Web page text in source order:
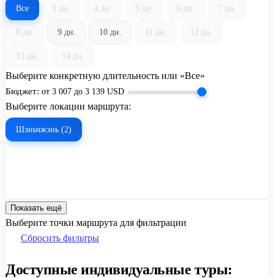
Все 3 дн. 4 дн. 5 дн. 6 дн. 7 дн.
8 дн. 9 дн. 10 дн. 11 дн. 12 дн.
13 дн. 14 дн.
Выберите конкретную длительность или «Все»
Бюджет: от 3 007 до 3 139 USD
Выберите локации маршрута:
Шэньчжэнь (2)
Показать ещё
Выберите точки маршрута для фильтрации
Сбросить фильтры
Доступные индивидуальные туры: